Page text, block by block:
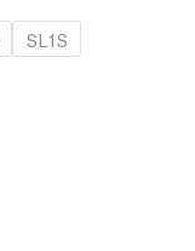
SL1S